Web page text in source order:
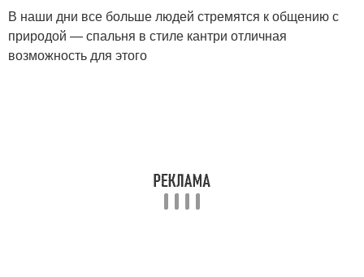
В наши дни все больше людей стремятся к общению с
природой — спальня в стиле кантри отличная
возможность для этого